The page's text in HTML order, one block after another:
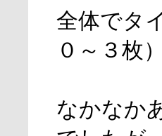
全体でタ
０～３枚）
なかなか